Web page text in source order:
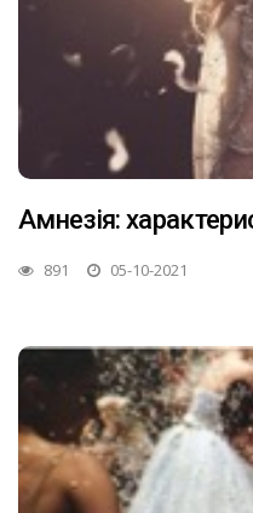
Амнезія:
891 05-10-2021